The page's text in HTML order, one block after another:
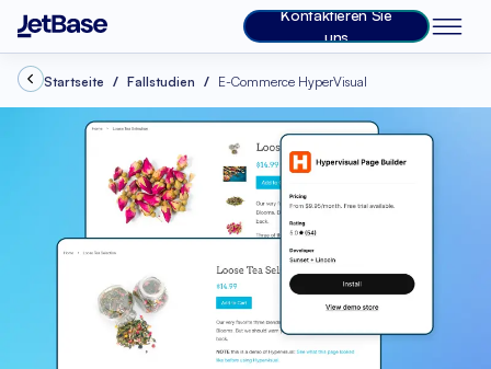
Kontaktieren Sie
uns
Startseite Fallstudien E-Commerce HyperVisual